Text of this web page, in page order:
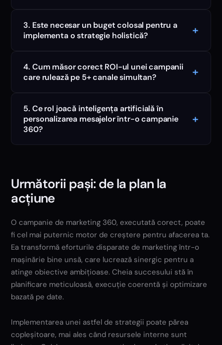
3. Este necesar un buget colosal pentru a
implementa o strategie holistică?
+
4. Cum măsor corect ROI-ul unei campanii
care rulează pe 5+ canale simultan?
+
5. Ce rol joacă inteligența artificială în
personalizarea mesajelor într-o campanie
360?
+
Următorii pași: de la plan la
acțiune
O campanie de marketing 360, executată corect, poate
fi cel mai puternic motor de creștere pentru afacerea ta.
Ea transformă eforturile disparate de marketing într-o
mașinărie bine unsă, care lucrează sinergic pentru a
atinge obiective ambițioase. Cheia succesului stă în
planificare meticuloasă, execuție coerentă și optimizare
bazată pe date.
Implementarea unei astfel de strategii poate părea
copleșitoare, mai ales când resursele interne sunt